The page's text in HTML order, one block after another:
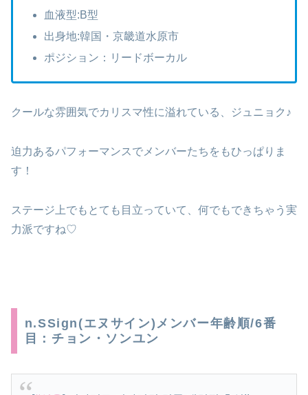
血液型:B型
出身地:韓国・京畿道水原市
ポジション：リードボーカル
クールな雰囲気でカリスマ性に溢れている、ジュニョク♪
迫力あるパフォーマンスでメンバーたちをもひっぱりま
す！
ステージ上でもとても目立っていて、何でもできちゃう実
力派ですね♡
n.SSign(エヌサイン)メンバー年齢順/6番
目：チョン・ソンユン